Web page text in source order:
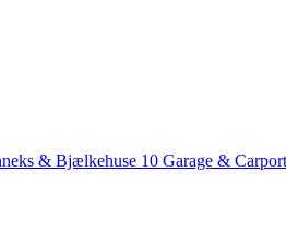
& Bjælkehuse 10 Garage & Carport